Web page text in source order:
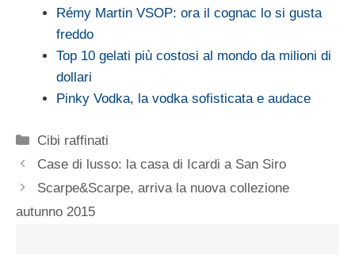
Rémy Martin VSOP: ora il cognac lo si gusta
freddo
Top 10 gelati più costosi al mondo da milioni di
dollari
Pinky Vodka, la vodka sofisticata e audace
Categorie
Cibi raffinati
Case di lusso: la casa di Icardi a San Siro
Scarpe&Scarpe, arriva la nuova collezione
autunno 2015